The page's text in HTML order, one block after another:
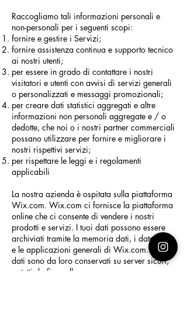
Raccogliamo tali informazioni personali e
non-personali per i seguenti scopi:
fornire e gestire i Servizi;
fornire assistenza continua e supporto tecnico
ai nostri utenti;
per essere in grado di contattare i nostri
visitatori e utenti con avvisi di servizi generali
o personalizzati e messaggi promozionali;
per creare dati statistici aggregati e altre
informazioni non personali aggregate e / o
dedotte, che noi o i nostri partner commerciali
possano utilizzare per fornire e migliorare i
nostri rispettivi servizi;
per rispettare le leggi e i regolamenti
applicabili
La nostra azienda è ospitata sulla piattaforma
Wix.com. Wix.com ci fornisce la piattaforma
online che ci consente di vendere i nostri
prodotti e servizi. I tuoi dati possono essere
archiviati tramite la memoria dati, i database
e le applicazioni generali di Wix.com. I tuoi
dati sono da loro conservati su server sicuri,
potetti da firewall.